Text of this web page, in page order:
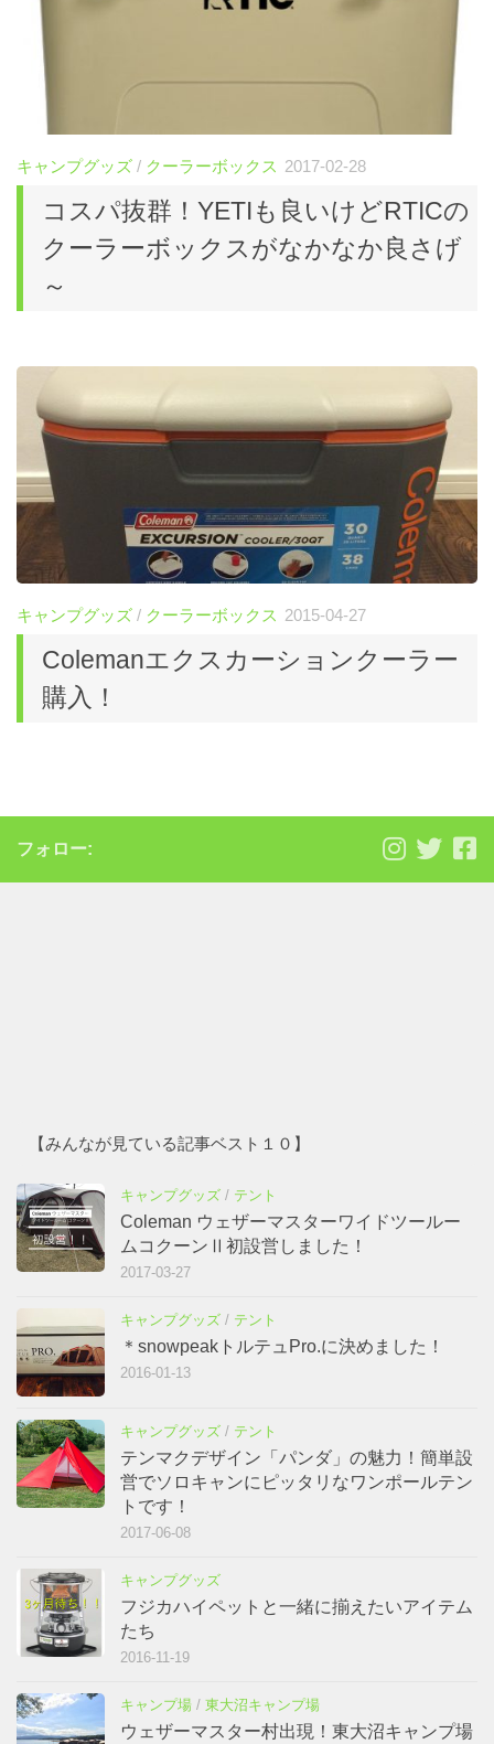
キャンプグッズ / クーラーボックス 2017-02-28
コスパ抜群！YETIも良いけどRTICの
クーラーボックスがなかなか良さげ
～
キャンプグッズ / クーラーボックス 2015-04-27
Colemanエクスカーションクーラー
購入！
フォロー:
【みんなが見ている記事ベスト１０】
キャンプグッズ / テント
Coleman ウェザーマスターワイドツールー
ムコクーンⅡ初設営しました！
2017-03-27
キャンプグッズ / テント
＊snowpeakトルテュPro.に決めました！
2016-01-13
キャンプグッズ / テント
テンマクデザイン「パンダ」の魅力！簡単設
営でソロキャンにピッタリなワンポールテン
トです！
2017-06-08
キャンプグッズ
フジカハイペットと一緒に揃えたいアイテム
たち
2016-11-19
キャンプ場 / 東大沼キャンプ場
ウェザーマスター村出現！東大沼キャンプ場